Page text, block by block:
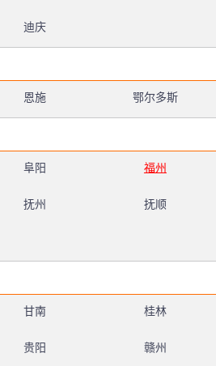
迪庆
恩施 鄂尔多斯
阜阳 福州
抚州 抚顺
甘南 桂林
贵阳 赣州